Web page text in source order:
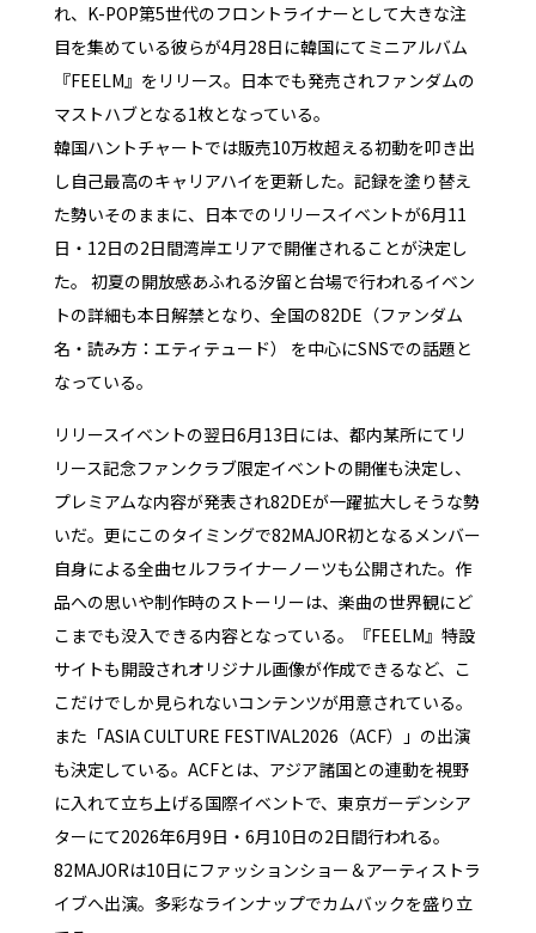
れ、K-POP第5世代のフロントライナーとして大きな注
目を集めている彼らが4月28日に韓国にてミニアルバム
『FEELM』をリリース。日本でも発売されファンダムの
マストハブとなる1枚となっている。
韓国ハントチャートでは販売10万枚超える初動を叩き出
し自己最高のキャリアハイを更新した。記録を塗り替え
た勢いそのままに、日本でのリリースイベントが6月11
日・12日の2日間湾岸エリアで開催されることが決定し
た。 初夏の開放感あふれる汐留と台場で行われるイベン
トの詳細も本日解禁となり、全国の82DE（ファンダム
名・読み方：エティテュード） を中心にSNSでの話題と
なっている。
リリースイベントの翌日6月13日には、都内某所にてリ
リース記念ファンクラブ限定イベントの開催も決定し、
プレミアムな内容が発表され82DEが一躍拡大しそうな勢
いだ。更にこのタイミングで82MAJOR初となるメンバー
自身による全曲セルフライナーノーツも公開された。作
品への思いや制作時のストーリーは、楽曲の世界観にど
こまでも没入できる内容となっている。『FEELM』特設
サイトも開設されオリジナル画像が作成できるなど、こ
こだけでしか見られないコンテンツが用意されている。
また「ASIA CULTURE FESTIVAL2026（ACF）」の出演
も決定している。ACFとは、アジア諸国との連動を視野
に入れて立ち上げる国際イベントで、東京ガーデンシア
ターにて2026年6月9日・6月10日の2日間行われる。
82MAJORは10日にファッションショー＆アーティストラ
イブへ出演。多彩なラインナップでカムバックを盛り立